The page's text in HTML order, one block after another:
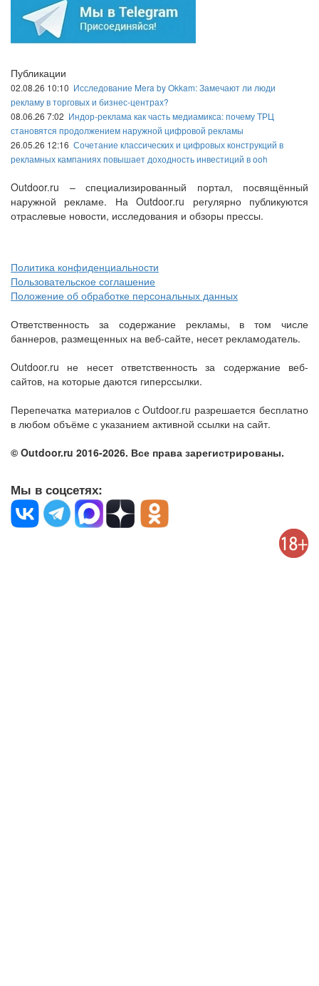
Публикации
02.08.26 10:10 Исследование Mera by Okkam: Замечают ли люди
рекламу в торговых и бизнес-центрах?
08.06.26 7:02 Индор-реклама как часть медиамикса: почему ТРЦ
становятся продолжением наружной цифровой рекламы
26.05.26 12:16 Сочетание классических и цифровых конструкций в
рекламных кампаниях повышает доходность инвестиций в ooh
Outdoor.ru – специализированный портал, посвящённый
наружной рекламе. На Outdoor.ru регулярно публикуются
отраслевые новости, исследования и обзоры прессы.
Политика конфиденциальности
Пользовательское соглашение
Положение об обработке персональных данных
Ответственность за содержание рекламы, в том числе
баннеров, размещенных на веб-сайте, несет рекламодатель.
Outdoor.ru не несет ответственность за содержание веб-
сайтов, на которые даются гиперссылки.
Перепечатка материалов с Outdoor.ru разрешается бесплатно
в любом объёме с указанием активной ссылки на сайт.
© Outdoor.ru 2016-2026. Все права зарегистрированы.
Мы в соцсетях: